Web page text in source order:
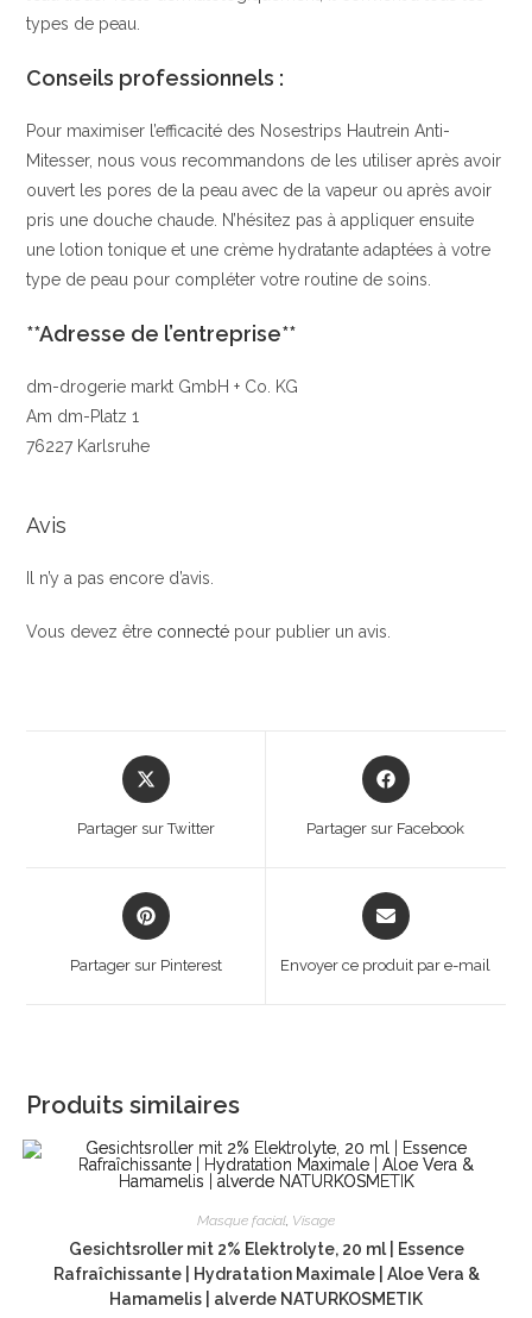
types de peau.
Conseils professionnels :
Pour maximiser l’efficacité des Nosestrips Hautrein Anti-
Mitesser, nous vous recommandons de les utiliser après avoir
ouvert les pores de la peau avec de la vapeur ou après avoir
pris une douche chaude. N’hésitez pas à appliquer ensuite
une lotion tonique et une crème hydratante adaptées à votre
type de peau pour compléter votre routine de soins.
**Adresse de l’entreprise**
dm-drogerie markt GmbH + Co. KG
Am dm-Platz 1
76227 Karlsruhe
Avis
Il n’y a pas encore d’avis.
Vous devez être connecté pour publier un avis.
Opens
in
new
Partager sur Twitter
Opens
in
Partager sur Facebook
Opens
in
Partager sur Pinterest
Opens
in
new
Envoyer ce produit par e-mail
Produits similaires
Masque facial, Visage
Gesichtsroller mit 2% Elektrolyte, 20 ml | Essence
Rafraîchissante | Hydratation Maximale | Aloe Vera &
Hamamelis | alverde NATURKOSMETIK